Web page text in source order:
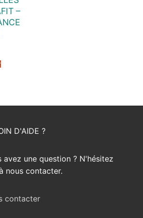
–
D'AIDE ?
avez une question ? N'hésitez
nous contacter.
contacter